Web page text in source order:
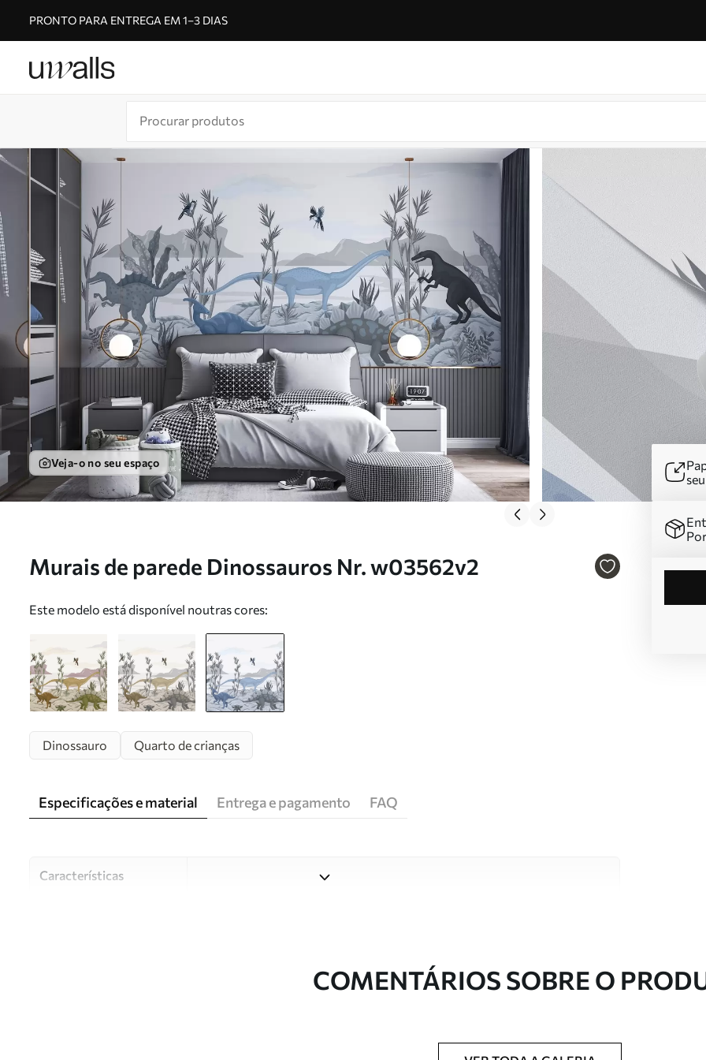
PRONTO PARA ENTREGA EM 1–3 DIAS
Veja-o no seu espaço
Murais de parede Dinossauros Nr. w03562v2
Este modelo está disponível noutras cores:
Dinossauro Quarto de crianças
Especificações e material Entrega e pagamento FAQ
Características
Estúdio de design UwallsCOMENTÁRIOS SOBRE O